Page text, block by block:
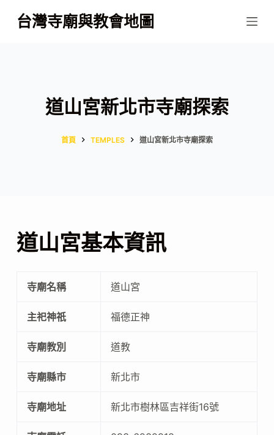
跳
至
台灣寺廟與教會地圖
道山宮新北市寺廟探索
首頁 TEMPLES 道山宮新北市寺廟探索
道山宮基本資訊
寺廟名稱 道山宮
主祀神祇 福德正神
寺廟教別 道教
寺廟縣市 新北市
寺廟地址 新北市樹林區吉祥街16號